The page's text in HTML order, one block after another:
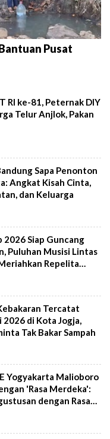
Pusat
RI ke-81, Peternak DIY
Telur Anjlok, Pakan
Sapa Penonton
Angkat Kisah Cinta,
dan Keluarga
2026 Siap Guncang
Puluhan Musisi Lintas
Repelita
Tercatat
2026 di Kota Jogja,
Tak Bakar Sampah
Yogyakarta Malioboro
'Rasa Merdeka':
dengan Rasa